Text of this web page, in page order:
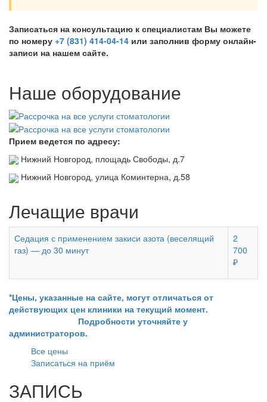
Записаться на консультацию к специалистам Вы можете
по номеру +7 (831) 414-04-14 или заполнив форму онлайн-
записи на нашем сайте.
Наше оборудование
Прием ведется по адресу:
Нижний Новгород, площадь Свободы, д.7
Нижний Новгород, улица Коминтерна, д.58
Лечащие врачи
Седация с применением закиси азота (веселящий
газ) — до 30 минут
2
700
₽
*Цены, указанные на сайте, могут отличаться от
действующих цен клиники на текущий момент.
Подробности уточняйте у
администраторов.
Все цены
Записаться на приём
ЗАПИСЬ